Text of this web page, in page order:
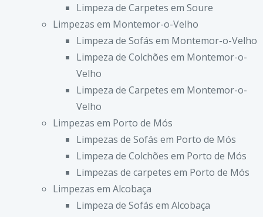
Limpeza de Carpetes em Soure
Limpezas em Montemor-o-Velho
Limpeza de Sofás em Montemor-o-Velho
Limpeza de Colchões em Montemor-o-
Velho
Limpeza de Carpetes em Montemor-o-
Velho
Limpezas em Porto de Mós
Limpezas de Sofás em Porto de Mós
Limpeza de Colchões em Porto de Mós
Limpezas de carpetes em Porto de Mós
Limpezas em Alcobaça
Limpeza de Sofás em Alcobaça